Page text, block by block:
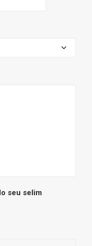
seu selim